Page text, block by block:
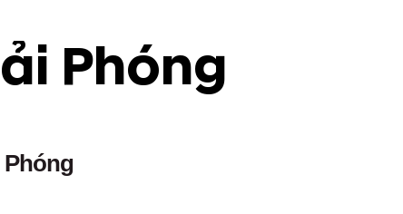
Phóng
Phóng